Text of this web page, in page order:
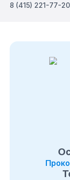
8 (415) 221-77-20